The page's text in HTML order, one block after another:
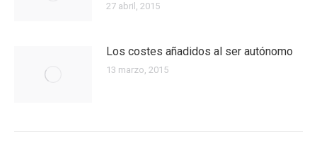
27 abril, 2015
Los costes añadidos al ser autónomo
13 marzo, 2015